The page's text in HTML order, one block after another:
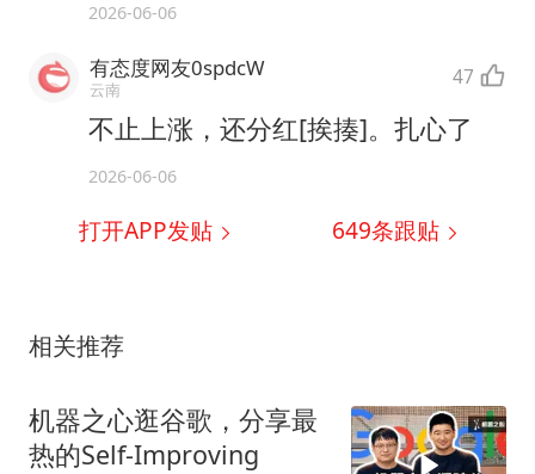
2026-06-06
有态度网友0spdcW
云南 47
不止上涨，还分红[挨揍]。扎心了
2026-06-06
打开APP发贴 649条跟贴
相关推荐
机器之心逛谷歌，分享最
热的Self-Improving